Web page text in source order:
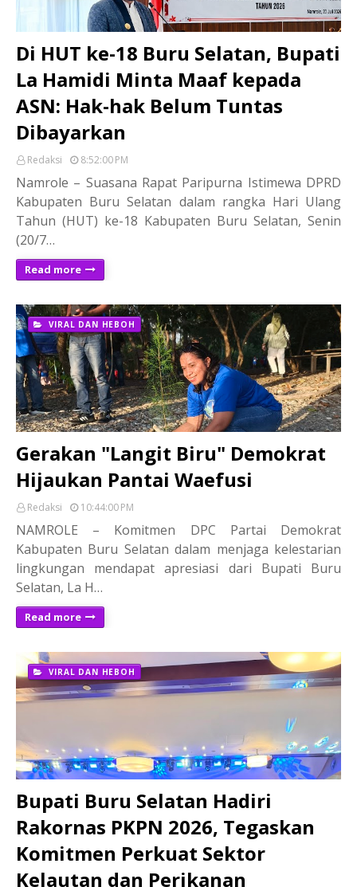
Di HUT ke-18 Buru Selatan, Bupati
La Hamidi Minta Maaf kepada
ASN: Hak-hak Belum Tuntas
Dibayarkan
Redaksi 8:52:00 PM
Namrole – Suasana Rapat Paripurna Istimewa DPRD
Kabupaten Buru Selatan dalam rangka Hari Ulang
Tahun (HUT) ke-18 Kabupaten Buru Selatan, Senin
(20/7…
Read more
VIRAL DAN HEBOH
Gerakan "Langit Biru" Demokrat
Hijaukan Pantai Waefusi
Redaksi 10:44:00 PM
NAMROLE – Komitmen DPC Partai Demokrat
Kabupaten Buru Selatan dalam menjaga kelestarian
lingkungan mendapat apresiasi dari Bupati Buru
Selatan, La H…
Read more
VIRAL DAN HEBOH
Bupati Buru Selatan Hadiri
Rakornas PKPN 2026, Tegaskan
Komitmen Perkuat Sektor
Kelautan dan Perikanan